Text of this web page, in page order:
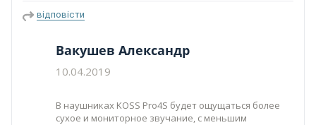
відповісти
Вакушев Александр
10.04.2019
В наушниках KOSS Pro4S будет ощущаться более
сухое и мониторное звучание, с меньшим